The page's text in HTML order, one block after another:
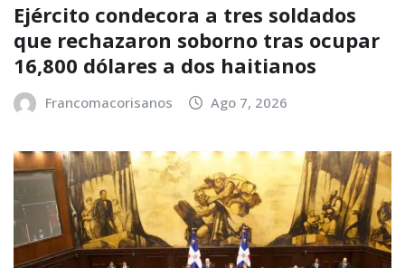
Ejército condecora a tres soldados
que rechazaron soborno tras ocupar
16,800 dólares a dos haitianos
Francomacorisanos Ago 7, 2026